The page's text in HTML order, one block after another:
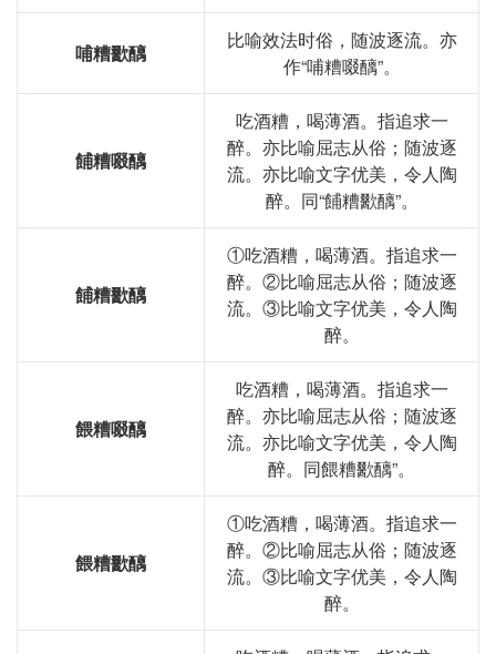
个人应用
在我生活中，曾经有一段时间因为学*与工作压力，饮食变
得非常简陋，常常是泡面和快餐。那时候，我深刻体会到
“餔糟歠醨”的含义，意识到身体健康的重要性，最终我开始
努力调整饮食，追求更健康的生活方式。
在一首现代诗中，可以这样使用“餔糟歠醨”：
在城市的角落，
生活虽苦，心中有梦。
在西方文化中，类似的表达可以是“living on the
breadline”，意思是生活在贫困线以下，反映出对生活艰苦
的描述。这种表达同样强调了生活条件的简陋，但可能没有
哺糟歠醨
比喻效法时俗，随波逐流。亦
作“哺糟啜醨”。
餔糟啜醨
吃酒糟，喝薄酒。指追求一
醉。亦比喻屈志从俗；随波逐
流。亦比喻文字优美，令人陶
醉。同“餔糟歠醨”。
餔糟歠醨
①吃酒糟，喝薄酒。指追求一
醉。②比喻屈志从俗；随波逐
流。③比喻文字优美，令人陶
醉。
餵糟啜醨
吃酒糟，喝薄酒。指追求一
醉。亦比喻屈志从俗；随波逐
流。亦比喻文字优美，令人陶
醉。同餵糟歠醨”。
餵糟歠醨
①吃酒糟，喝薄酒。指追求一
醉。②比喻屈志从俗；随波逐
流。③比喻文字优美，令人陶
醉。